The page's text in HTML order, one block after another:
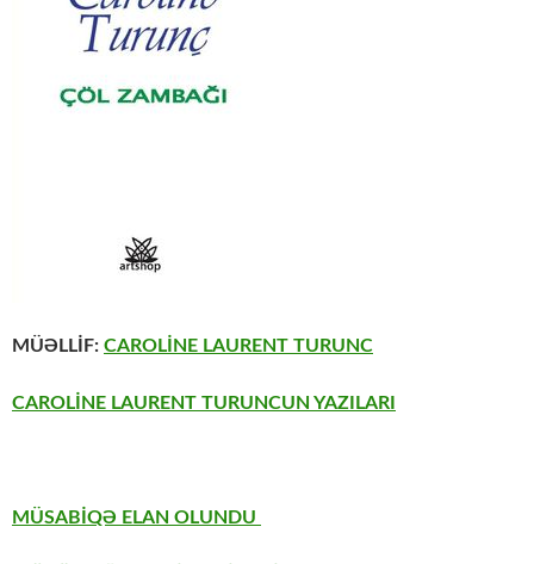
MÜƏLLİF: CAROLİNE LAURENT TURUNC
CAROLİNE LAURENT TURUNCUN YAZILARI
MÜSABİQƏ ELAN OLUNDU